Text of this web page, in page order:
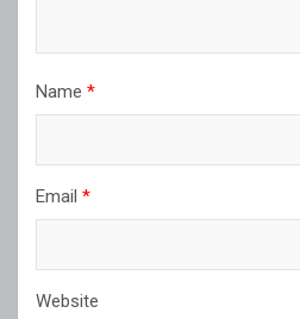
Name *
Email *
Website